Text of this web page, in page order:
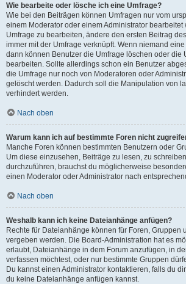
Wie bearbeite oder lösche ich eine Umfrage?
Wie bei den Beiträgen können Umfragen nur vom
einem Moderator oder einem Administrator bearbeitet
Umfrage zu bearbeiten, ändere den ersten Beitrag
immer mit der Umfrage verknüpft. Wenn niemand
dann können Benutzer die Umfrage löschen oder die
bearbeiten. Sollte allerdings schon ein Benutzer
die Umfrage nur noch von Moderatoren oder
gelöscht werden. Dadurch soll die Manipulation von
verhindert werden.
Nach oben
Warum kann ich auf bestimmte Foren nicht
Manche Foren können bestimmten Benutzern oder
Um diese einzusehen, Beiträge zu lesen, zu
durchzuführen, brauchst du möglicherweise
einen Moderator oder Administrator nach
Nach oben
Weshalb kann ich keine Dateianhänge anfügen?
Rechte für Dateianhänge können für Foren, Gruppen
vergeben werden. Die Board-Administration hat es
erlaubt, Dateianhänge in dem Forum anzufügen, in
verfassen möchtest, oder nur bestimmte Gruppen
Du kannst einen Administrator kontaktieren, falls du
du keine Dateianhänge anfügen kannst.